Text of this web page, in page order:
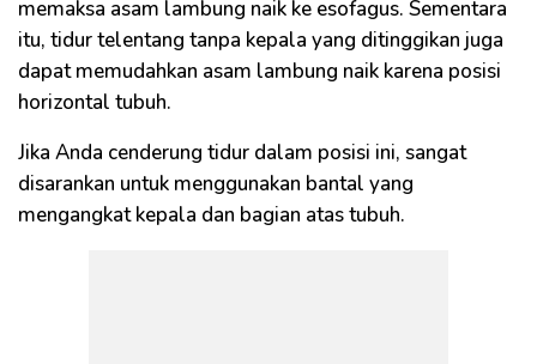
memaksa asam lambung naik ke esofagus. Sementara
itu, tidur telentang tanpa kepala yang ditinggikan juga
dapat memudahkan asam lambung naik karena posisi
horizontal tubuh.
Jika Anda cenderung tidur dalam posisi ini, sangat
disarankan untuk menggunakan bantal yang
mengangkat kepala dan bagian atas tubuh.